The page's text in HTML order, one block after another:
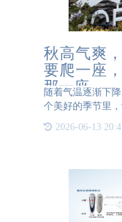
秋高气爽，去爬山
要爬一座
那一座
随着气温逐渐下
个美好的季节里
宁静。登高望远
2026-06-13